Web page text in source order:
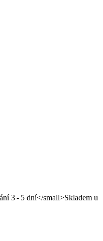
Skladem u